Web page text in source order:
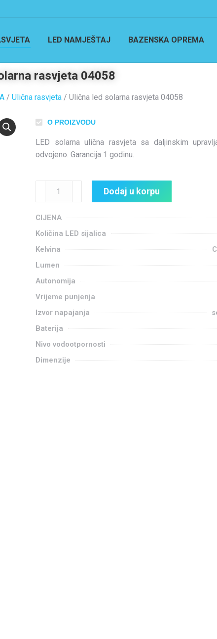
LED NAMJEŠTAJ BAZENSKA OPREMA
rasvjeta 04058
/ Ulična rasvjeta / Ulična led solarna rasvjeta 04058
O PROIZVODU
LED solarna ulična rasvjeta sa daljinskim
odvojeno. Garancija 1 godinu.
Dodaj u korpu
CIJENA
Količina LED sijalica
Kelvina
Lumen
Autonomija
Vrijeme punjenja
Izvor napajanja
Baterija
Nivo vodootpornosti
Dimenzije